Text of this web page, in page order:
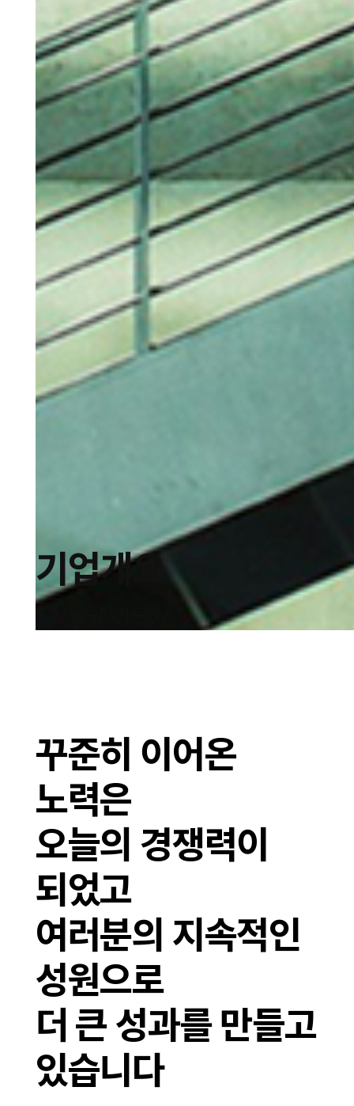
기업개요
Overview
꾸준히 이어온
노력은
오늘의 경쟁력이
되었고
여러분의 지속적인
성원으로
더 큰 성과를 만들고
있습니다